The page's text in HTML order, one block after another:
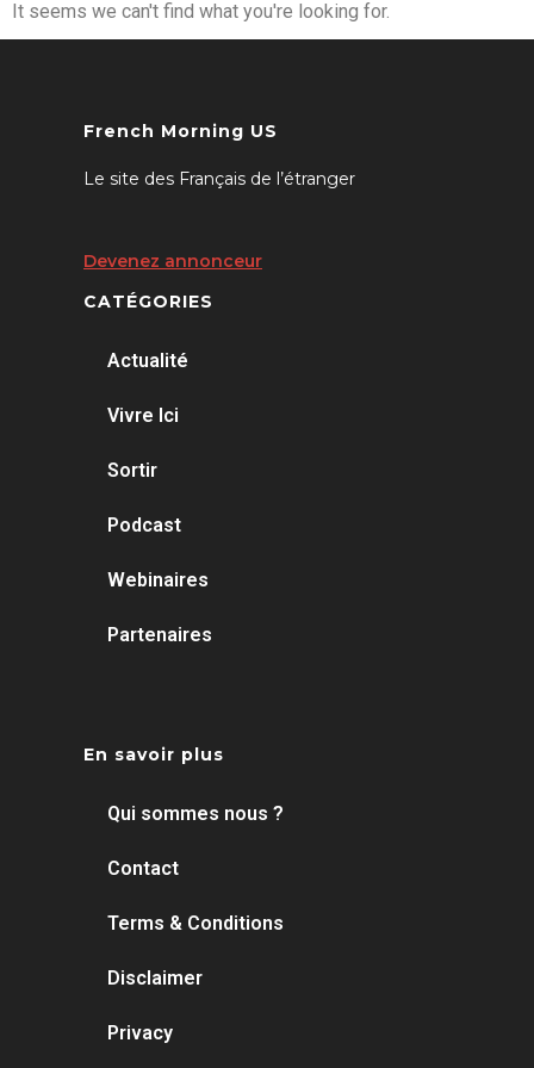
It seems we can't find what you're looking for.
French Morning US
Le site des Français de l’étranger
Devenez annonceur
CATÉGORIES
Actualité
Vivre Ici
Sortir
Podcast
Webinaires
Partenaires
En savoir plus
Qui sommes nous ?
Contact
Terms & Conditions
Disclaimer
Privacy